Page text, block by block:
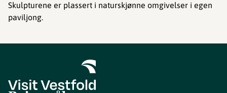
Skulpturene er plassert i naturskjønne omgivelser i egen
paviljong.